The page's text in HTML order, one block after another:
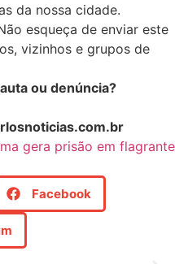
da nossa cidade.
esqueça de enviar este
vizinhos e grupos de
ou denúncia?
gera prisão em flagrante
Facebook